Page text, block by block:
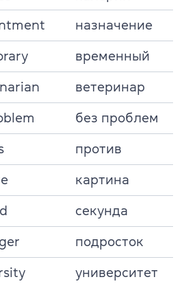
назначение
временный
ветеринар
без проблем
против
картина
секунда
подросток
университет